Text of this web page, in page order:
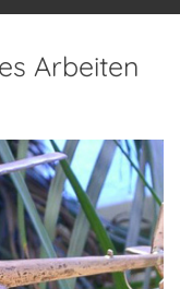
Arbeiten